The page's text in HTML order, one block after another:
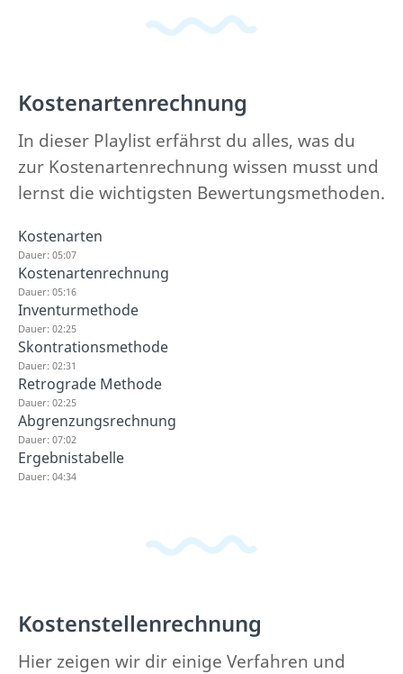
Kostenartenrechnung
In dieser Playlist erfährst du alles, was du
zur Kostenartenrechnung wissen musst und
lernst die wichtigsten Bewertungsmethoden.
Kostenarten
Dauer: 05:07
Kostenartenrechnung
Dauer: 05:16
Inventurmethode
Dauer: 02:25
Skontrationsmethode
Dauer: 02:31
Retrograde Methode
Dauer: 02:25
Abgrenzungsrechnung
Dauer: 07:02
Ergebnistabelle
Dauer: 04:34
Kostenstellenrechnung
Hier zeigen wir dir einige Verfahren und